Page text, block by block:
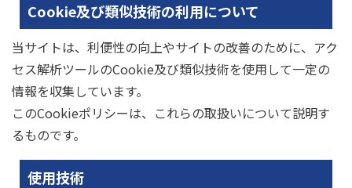
Cookie及び類似技術の利用について
当サイトは、利便性の向上やサイトの改善のために、アク
セス解析ツールのCookie及び類似技術を使用して一定の
情報を収集しています。
このCookieポリシーは、これらの取扱いについて説明す
るものです。
使用技術